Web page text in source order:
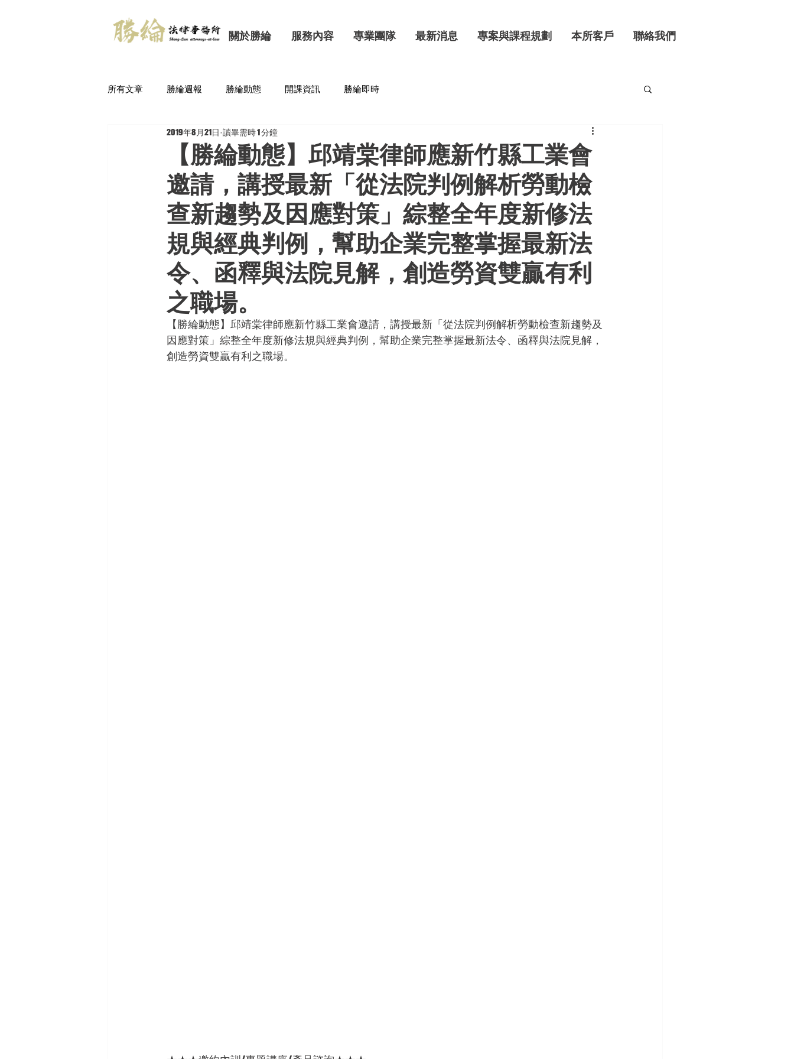
關於勝綸 服務內容 專業團隊 最新消息 專案與課程規劃 本所客戶 聯絡我們
所有文章 勝綸週報 勝綸動態 開課資訊 勝綸即時
【勝綸動態】邱靖棠律師應新竹縣工業會
邀請，講授最新「從法院判例解析勞動檢
查新趨勢及因應對策」綜整全年度新修法
規與經典判例，幫助企業完整掌握最新法
令、函釋與法院見解，創造勞資雙贏有利
之職場。
2019年8月21日 讀畢需時 1 分鐘
【勝綸動態】邱靖棠律師應新竹縣工業會邀請，講授最新「從法院判例解析勞動檢查新趨勢及
因應對策」綜整全年度新修法規與經典判例，幫助企業完整掌握最新法令、函釋與法院見解，
創造勞資雙贏有利之職場。